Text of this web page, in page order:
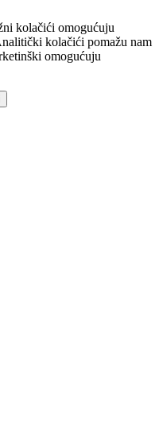
kolačići omogućuju
kolačići pomažu nam
omogućuju